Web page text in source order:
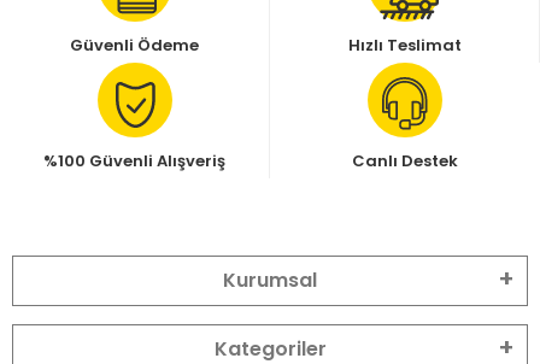
Güvenli Ödeme Hızlı Teslimat
%100 Güvenli Alışveriş Canlı Destek
Kurumsal
Kategoriler